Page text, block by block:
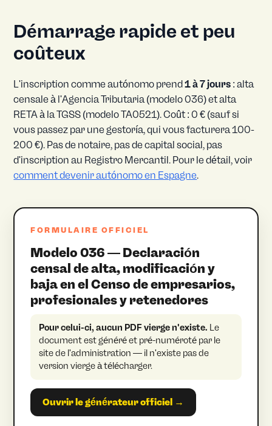
Démarrage rapide et peu
coûteux
L'inscription comme autónomo prend1 à 7 jours : alta
censale à l'Agencia Tributaria (modelo 036) et alta
RETA à la TGSS (modelo TA0521). Coût : 0 € (sauf si
vous passez par une gestoría, qui vous facturera 100-
200 €). Pas de notaire, pas de capital social, pas
d'inscription au Registro Mercantil. Pour le détail, voir
comment devenir autónomo en Espagne.
FORMULAIRE OFFICIEL
Modelo 036 — Declaración
censal de alta, modificación y
baja en el Censo de empresarios,
profesionales y retenedores
Pour celui-ci, aucun PDF vierge n'existe. Le
document est généré et pré-numéroté par le
site de l'administration — il n'existe pas de
version vierge à télécharger.
Ouvrir le générateur officiel →